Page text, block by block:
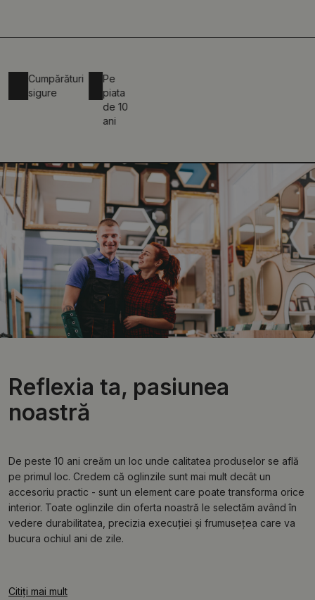
Cumpărături
sigure
Pe
piata
de 10
ani
Reflexia ta, pasiunea
noastră
De peste 10 ani creăm un loc unde calitatea produselor se află
pe primul loc. Credem că oglinzile sunt mai mult decât un
accesoriu practic - sunt un element care poate transforma orice
interior. Toate oglinzile din oferta noastră le selectăm având în
vedere durabilitatea, precizia execuției și frumusețea care va
bucura ochiul ani de zile.
Citiți mai mult